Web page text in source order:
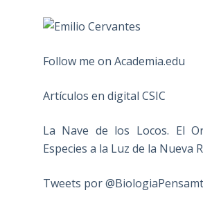
Follow me on Academia.edu
Artículos en digital CSIC
La Nave de los Locos. El
Especies a la Luz de la Nueva
Tweets por